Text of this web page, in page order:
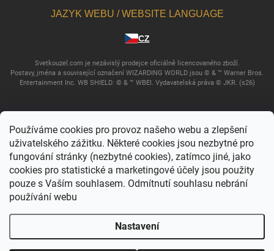
Používáme cookies pro provoz našeho webu a zlepšení
uživatelského zážitku. Některé cookies jsou nezbytné pro
fungování stránky (nezbytné cookies), zatímco jiné, jako
cookies pro statistické a marketingové účely jsou použity
pouze s Vaším souhlasem. Odmítnutí souhlasu nebrání
používání webu
Nastavení
JAZYK WEBU / WEBSITE LANGUAGE
CZ
Svetkouzel.com je nezávislý prodejce oficiálně licencovaného zboží.
Postavy, jména a související označení WIZARDING WORLD jsou © & ™ Warner Bros.
Entertainment Inc. WB SHIELD: © & ™ WBEI. Vydavatelská práva © JKR. (s26)
Vytvořil Shoptet